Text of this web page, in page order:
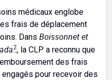
médicaux englobe
frais de déplacement
Dans Boissonnet et
2, la CLP a reconnu que
des frais
pour recevoir des